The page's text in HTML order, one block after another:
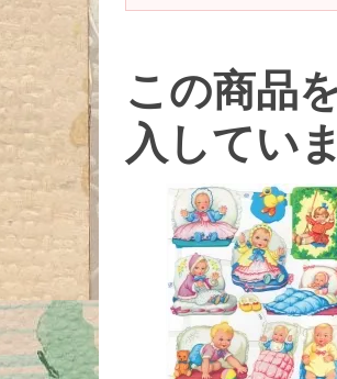
この商品
入してい